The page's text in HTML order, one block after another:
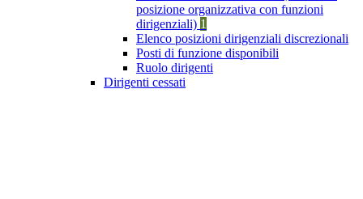
posizione organizzativa con funzioni
dirigenziali) 1
Elenco posizioni dirigenziali discrezionali
Posti di funzione disponibili
Ruolo dirigenti
Dirigenti cessati